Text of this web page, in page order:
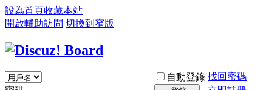
設為首頁收藏本站
開啟輔助訪問 切換到窄版
自動登錄 找回密碼